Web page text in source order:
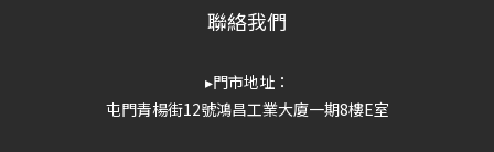
聯絡我們
▸門市地址：
屯門青楊街12號鴻昌工業大廈一期8樓E室